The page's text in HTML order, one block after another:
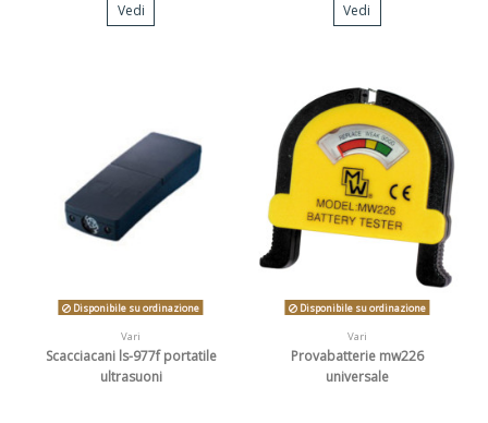
Vedi
Vedi
Disponibile su ordinazione
Vari
Scacciacani ls-977f portatile
ultrasuoni
Disponibile su ordinazione
Vari
Provabatterie mw226
universale